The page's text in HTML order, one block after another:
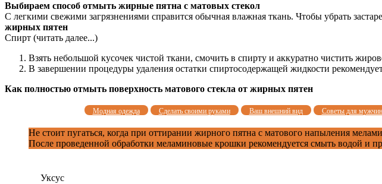
Выбираем способ отмыть жирные пятна с матовых стекол
С легкими свежими загрязнениями справится обычная влажная ткань. Чтобы убрать
жирных пятен
Спирт (читать далее...)
Взять небольшой кусочек чистой ткани, смочить в спирту и аккуратно чистить
В завершении процедуры удаления остатки спиртосодержащей жидкости
Как полностью отмыть поверхность матового стекла от жирных пятен
Модная одежда Сделать своими руками Ваш внешний вид Советы для мужчин
Не стоит пугаться, когда при оттирании жирного пятна с матового напыления
После проведенной обработки меламиновые крошки рекомендуется смыть водой и
Уксус